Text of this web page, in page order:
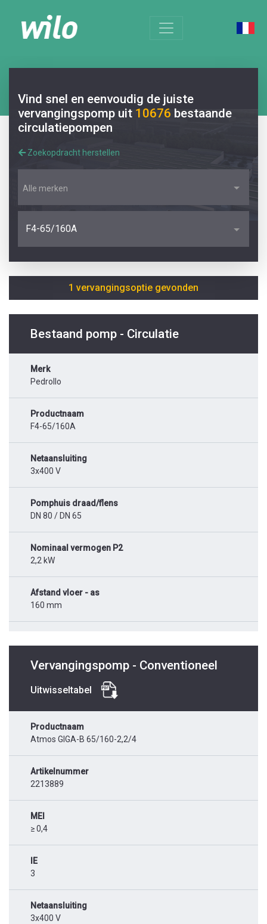
Vind snel en eenvoudig de juiste
vervangingspomp uit 10676 bestaande
circulatiepompen
Zoekopdracht herstellen
Alle merken
F4-65/160A
1 vervangingsoptie gevonden
Bestaand pomp - Circulatie
Merk
Pedrollo
Productnaam
F4-65/160A
Netaansluiting
3x400 V
Pomphuis draad/flens
DN 80 / DN 65
Nominaal vermogen P2
2,2 kW
Afstand vloer - as
160 mm
Vervangingspomp - Conventioneel
Uitwisseltabel
Productnaam
Atmos GIGA-B 65/160-2,2/4
Artikelnummer
2213889
MEI
≥ 0,4
IE
3
Netaansluiting
3x400 V